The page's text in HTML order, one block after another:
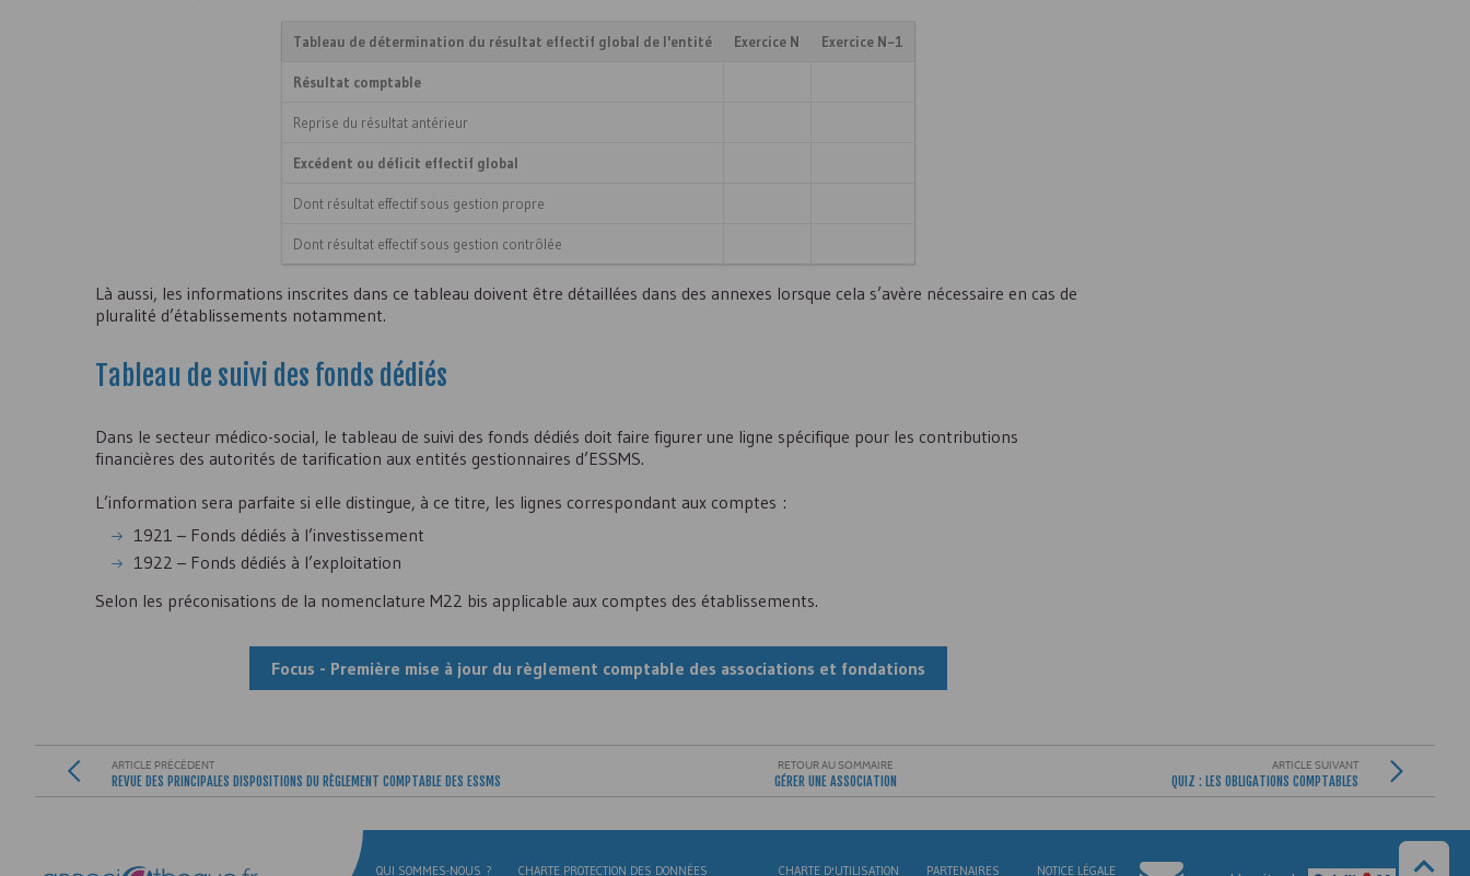
Tableau de détermination du résultat effectif global de l'entité Exercice N Exercice N−1
Résultat comptable
Reprise du résultat antérieur
Excédent ou déficit effectif global
Dont résultat effectif sous gestion propre
Dont résultat effectif sous gestion contrôlée
Là aussi, les informations inscrites dans ce tableau doivent être détaillées dans des annexes lorsque cela s’avère nécessaire en cas de
pluralité d’établissements notamment.
Tableau de suivi des fonds dédiés
Dans le secteur médico-social, le tableau de suivi des fonds dédiés doit faire figurer une ligne spécifique pour les contributions
financières des autorités de tarification aux entités gestionnaires d’ESSMS.
L’information sera parfaite si elle distingue, à ce titre, les lignes correspondant aux comptes :
1921 – Fonds dédiés à l’investissement
1922 – Fonds dédiés à l’exploitation
Selon les préconisations de la nomenclature M22 bis applicable aux comptes des établissements.
Focus - Première mise à jour du règlement comptable des associations et fondations
ARTICLE PRÉCÉDENT
REVUE DES PRINCIPALES DISPOSITIONS DU RÈGLEMENT COMPTABLE DES ESSMS
RETOUR AU SOMMAIRE
GÉRER UNE ASSOCIATION
ARTICLE SUIVANT
QUIZ : LES OBLIGATIONS COMPTABLES
QUI SOMMES-NOUS ? CHARTE PROTECTION DES DONNÉES CHARTE D'UTILISATION PARTENAIRES NOTICE LÉGALE